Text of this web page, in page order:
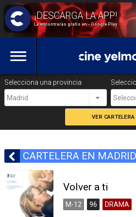
La encontrarás gratis en - Google Play
Selecciona una provincia
Madrid
CARTELERA EN MADRID
Volver a ti
M-12 96 DRAMA